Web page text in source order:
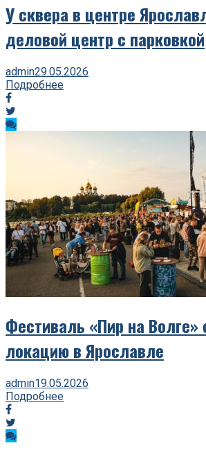
У сквера в центре
деловой центр с парковкой
admin29.05.2026
Подробнее
Фестиваль «Пир на Волге»
локацию в Ярославле
admin19.05.2026
Подробнее